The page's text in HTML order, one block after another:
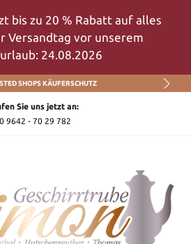
bis zu 20 % Rabatt auf alles
Versandtag vor unserem
24.08.2026
SHOPS KÄUFERSCHUTZ
Sie uns jetzt an:
0 9642 - 70 29 782